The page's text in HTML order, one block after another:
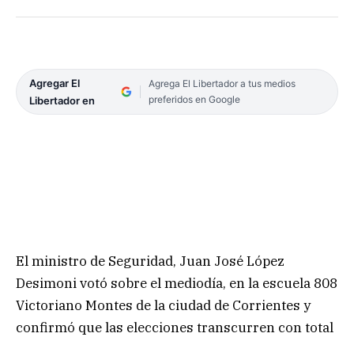
Agregar El
Libertador en
Agrega El Libertador a tus medios
preferidos en Google
El ministro de Seguridad, Juan José López
Desimoni votó sobre el mediodía, en la escuela 808
Victoriano Montes de la ciudad de Corrientes y
confirmó que las elecciones transcurren con total